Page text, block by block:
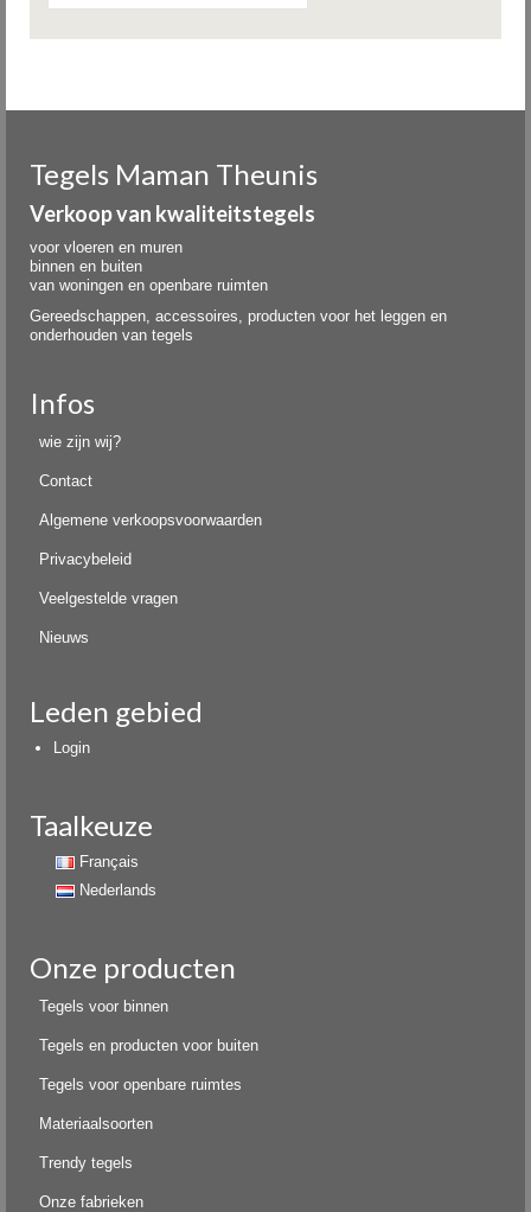
Tegels Maman Theunis
Verkoop van kwaliteitstegels
voor vloeren en muren
binnen en buiten
van woningen en openbare ruimten
Gereedschappen, accessoires, producten voor het leggen en
onderhouden van tegels
Infos
wie zijn wij?
Contact
Algemene verkoopsvoorwaarden
Privacybeleid
Veelgestelde vragen
Nieuws
Leden gebied
Login
Taalkeuze
Français
Nederlands
Onze producten
Tegels voor binnen
Tegels en producten voor buiten
Tegels voor openbare ruimtes
Materiaalsoorten
Trendy tegels
Onze fabrieken